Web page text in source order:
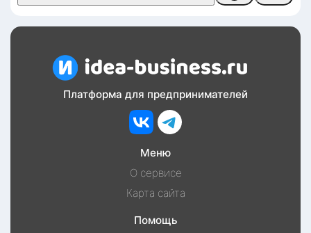
Платформа для предпринимателей
Меню
О сервисе
Карта сайта
Помощь